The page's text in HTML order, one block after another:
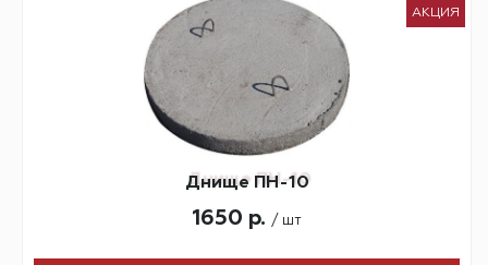
АКЦИЯ
Днище ПН-10
1650 р. / шт